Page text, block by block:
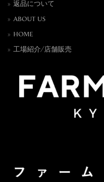
返品について
ABOUT US
HOME
工場紹介/店舗販売